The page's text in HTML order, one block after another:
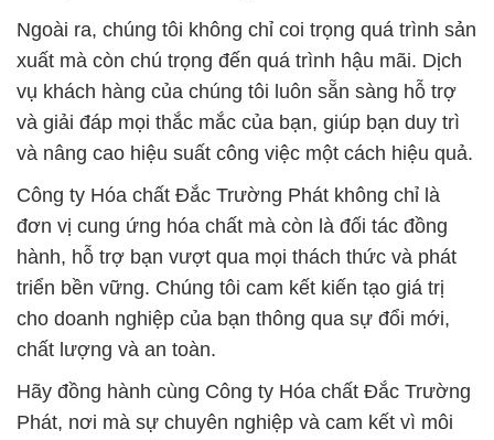
Ngoài ra, chúng tôi không chỉ coi trọng quá trình sản
xuất mà còn chú trọng đến quá trình hậu mãi. Dịch
vụ khách hàng của chúng tôi luôn sẵn sàng hỗ trợ
và giải đáp mọi thắc mắc của bạn, giúp bạn duy trì
và nâng cao hiệu suất công việc một cách hiệu quả.
Công ty Hóa chất Đắc Trường Phát không chỉ là
đơn vị cung ứng hóa chất mà còn là đối tác đồng
hành, hỗ trợ bạn vượt qua mọi thách thức và phát
triển bền vững. Chúng tôi cam kết kiến tạo giá trị
cho doanh nghiệp của bạn thông qua sự đổi mới,
chất lượng và an toàn.
Hãy đồng hành cùng Công ty Hóa chất Đắc Trường
Phát, nơi mà sự chuyên nghiệp và cam kết vì môi